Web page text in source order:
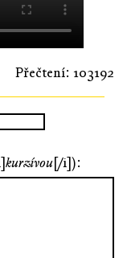
Přečtení: 103192
kurzívou[/i]):